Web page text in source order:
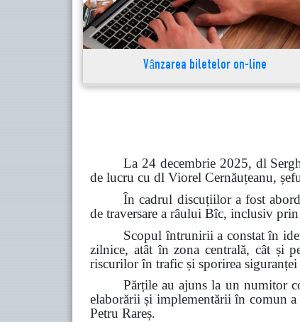
Vânzarea biletelor on-line
La 24 decembrie 2025, dl
de lucru cu dl Viorel Cernăuțeanu,
În cadrul discuțiilor a fost
de traversare a râului Bîc, inclusiv
Scopul întrunirii a constat în
zilnice, atât în zona centrală, cât și
riscurilor în trafic și sporirea siguranței
Părțile au ajuns la un numitor
elaborării și implementării în comun a
Petru Rareș.